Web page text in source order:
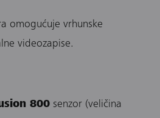
omogućuje vrhunske
videozapise.
800 senzor (veličina